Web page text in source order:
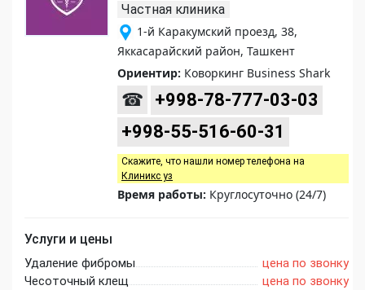
Частная клиника
1-й Каракумский проезд, 38,
Яккасарайский район, Ташкент
Ориентир: Коворкинг Business Shark
☎
+998-78-777-03-03
+998-55-516-60-31
Скажите, что нашли номер телефона на
Клиникс уз
Время работы: Круглосуточно (24/7)
Услуги и цены
Удаление фибромы
цена по звонку
Чесоточный клещ
цена по звонку